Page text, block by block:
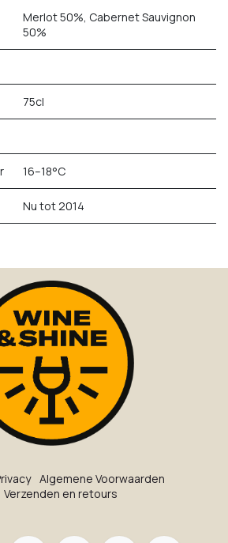
Merlot 50%, Cabernet Sauvignon
50%
75cl
16–18°C
Nu tot 2014
Algemene Voorwaarden
Verzenden en retours